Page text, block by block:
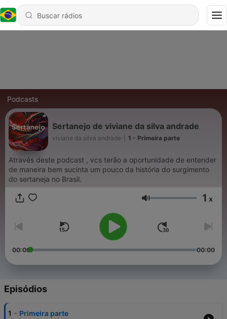
Podcasts
Sertanejo de viviane da silva andrade
viviane da silva andrade 1 - Primeira parte
Através deste podcast , vcs terão a oportunidade de entender
de maneira bem sucinta um pouco da história do surgimento
do sertaneja no Brasil.
Volume 1 x
00:00 00:00
Episódios
1 - Primeira parte